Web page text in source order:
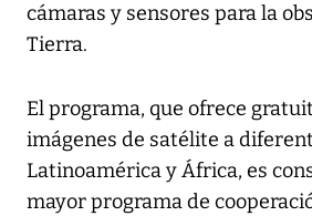
cámaras y sensores para la
Tierra.
El programa, que ofrece
imágenes de satélite a
Latinoamérica y África, es
mayor programa de